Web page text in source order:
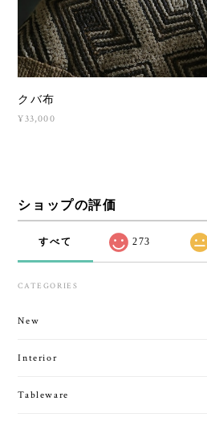
クバ布
¥33,000
ショップの評価
すべて 273
CATEGORIES
New
Interior
Tableware